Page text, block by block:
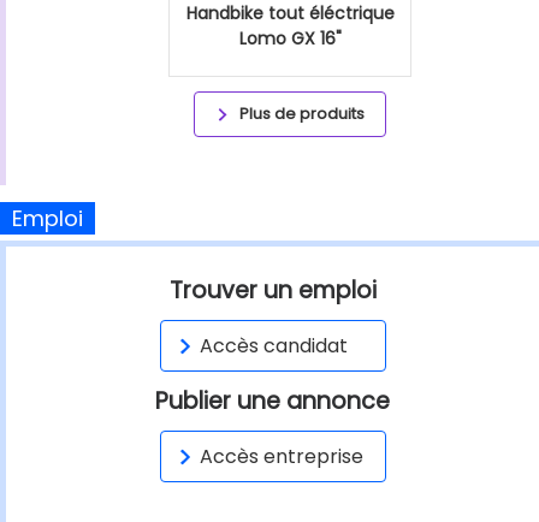
Handbike tout éléctrique
Lomo GX 16"
Plus de produits
Emploi
Trouver un emploi
Accès candidat
Publier une annonce
Accès entreprise